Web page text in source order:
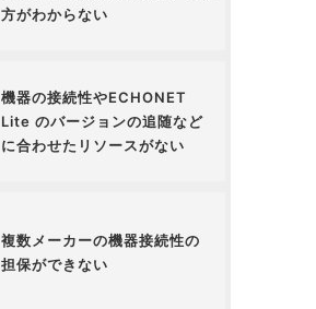
方がわからない
機器の接続性やECHONET
Lite のバージョンの追随など
に合わせたリソースがない
複数メーカーの機器接続性の
担保ができない